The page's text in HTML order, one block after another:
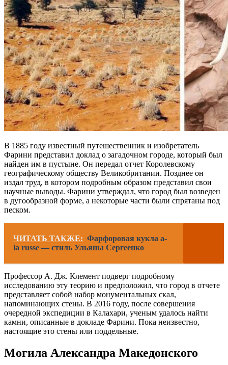
В 1885 году известный путешественник и изобретатель
Фарини представил доклад о загадочном городе, который был
найден им в пустыне. Он передал отчет Королевскому
географическому обществу Великобритании. Позднее он
издал труд, в котором подробным образом представил свои
научные выводы. Фарини утверждал, что город был возведен
в дугообразной форме, а некоторые части были спрятаны под
песком.
ЧИТАТЬ ТАКЖЕ: Фарфоровая кукла a-
la russe — стиль Ульяны Сергеенко
Профессор А. Дж. Клемент подверг подробному
исследованию эту теорию и предположил, что город в отчете
представляет собой набор монументальных скал,
напоминающих стены. В 2016 году, после совершения
очередной экспедиции в Калахари, ученым удалось найти
камни, описанные в докладе Фарини. Пока неизвестно,
настоящие это стены или поддельные.
Могила Александра Македонского